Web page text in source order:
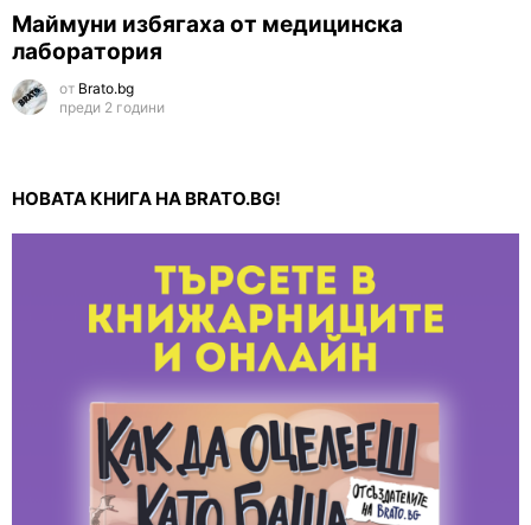
Маймуни избягаха от медицинска
лаборатория
от Brato.bg
преди 2 години
НОВАТА КНИГА НА BRATO.BG!